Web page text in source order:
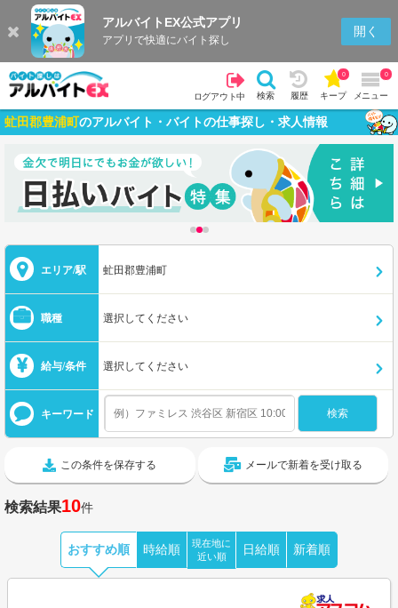
アルバイトEX公式アプリ
アプリで快適にバイト探し
開く
ログアウト中 検索 履歴 キープ
0
メニュー
0
虻田郡豊浦町のアルバイト・バイトの仕事探し・求人情報
エリア/駅 虻田郡豊浦町
職種 選択してください
給与/条件 選択してください
キーワード
この条件を保存する メールで新着を受け取る
検索結果10件
おすすめ順 時給順
現在地に
近い順
日給順 新着順